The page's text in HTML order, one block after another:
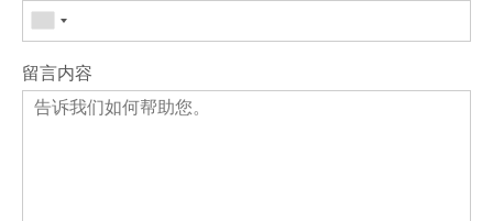
留言内容